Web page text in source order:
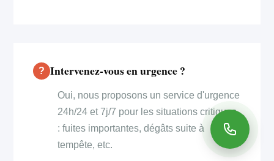
Intervenez-vous en urgence ?
Oui, nous proposons un service d'urgence
24h/24 et 7j/7 pour les situations critiques
: fuites importantes, dégâts suite à
tempête, etc.